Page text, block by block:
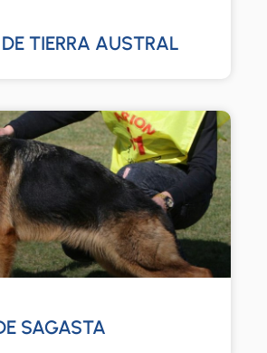
TIERRA AUSTRAL
SAGASTA